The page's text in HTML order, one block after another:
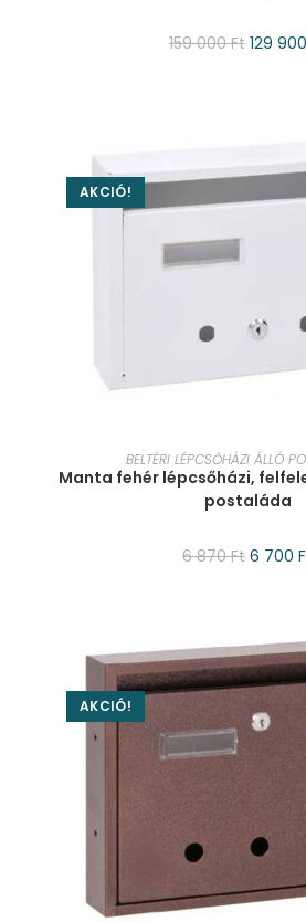
159 000Ft 129 900
AKCIÓ!
KOSÁRBA
BELTÉRI LÉPCSŐHÁZI ÁLLÓ
Manta fehér lépcsőházi,
postaláda
6 870Ft 6 700
AKCIÓ!